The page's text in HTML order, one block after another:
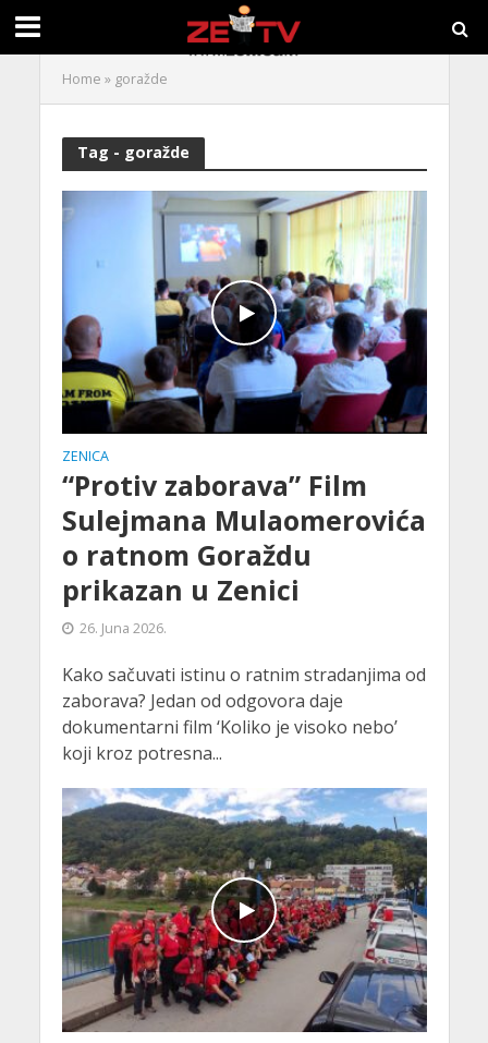
Home » goražde
Tag - goražde
ZENICA
“Protiv zaborava” Film
Sulejmana Mulaomerovića
o ratnom Goraždu
prikazan u Zenici
26. Juna 2026.
Kako sačuvati istinu o ratnim stradanjima od
zaborava? Jedan od odgovora daje
dokumentarni film ‘Koliko je visoko nebo’
koji kroz potresna...